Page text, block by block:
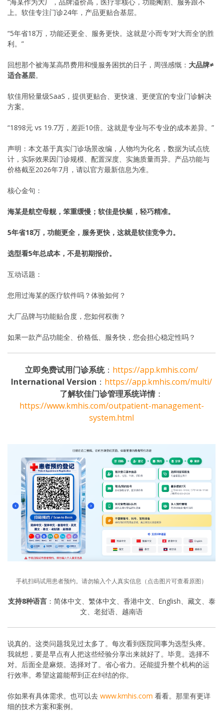
上。软佳专注门诊24年，产品更贴合基层。
“5年省18万，功能还更全、服务更快。这就是’小而专’对’大而全’的胜
利。”
回想那个被海某高昂费用和慢服务困扰的日子，周强感慨： 大品牌≠
适合基层。
软佳用轻量级SaaS，提供更贴合、更快速、更便宜的专业门诊解决
方案。
“1898元 vs 19.7万，差距10倍。这就是专业与不专业的成本差异。”
声明：本文基于真实门诊场景改编，人物均为化名，数据为试点统
计，实际效果因门诊规模、配置深度、实施质量而异。产品功能与
价格截至2026年7月，请以官方最新信息为准。
核心金句：
海某是航空母舰，笨重缓慢；软佳是快艇，轻巧精准。
5年省18万，功能更全，服务更快，这就是软佳竞争力。
选型看5年总成本，不是初期报价。
互动话题：
您用过海某的医疗软件吗？体验如何？
大厂品牌与功能贴合度，您如何权衡？
如果一款产品功能全、价格低、服务快，您会担心稳定性吗？
立即免费试用门诊系统： https://app.kmhis.com/
International Version ： https://app.kmhis.com/multi/
了解软佳门诊管理系统详情：
https://www.kmhis.com/outpatient-management-
system.html
手机扫码试用患者预约。请勿输入个人真实信息（点击图片可查看原图）
支持8种语言：简体中文、繁体中文、香港中文、English、藏文、泰
文、老挝语、越南语
说真的。这类问题我见过太多了。每次看到医院同事为选型头疼。
我就想，要是早点有人把这些经验分享出来就好了。毕竟。选择不
对。后面全是麻烦。选择对了。省心省力。还能提升整个机构的运
行效率。希望这篇能帮到正在纠结的你。
你如果有具体需求。也可以去 www.kmhis.com 看看。那里有更详
细的技术方案和案例。